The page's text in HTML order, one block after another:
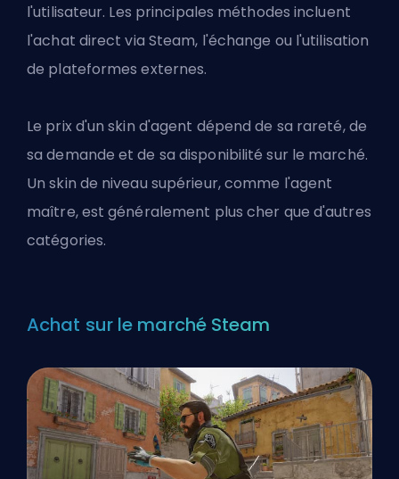
l'utilisateur. Les principales méthodes incluent
l'achat direct via Steam, l'échange ou l'utilisation
de plateformes externes.
Le prix d'un skin d'agent dépend de sa rareté, de
sa demande et de sa disponibilité sur le marché.
Un skin de niveau supérieur, comme l'agent
maître, est généralement plus cher que d'autres
catégories.
Achat sur le marché Steam